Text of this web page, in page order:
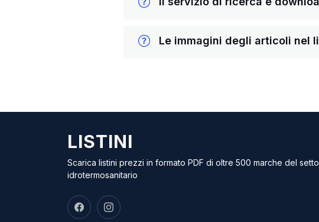
Le immagini degli articoli nel
LISTINI
Scarica listini prezzi in formato PDF di oltre 500 marche del
idrotermosanitario